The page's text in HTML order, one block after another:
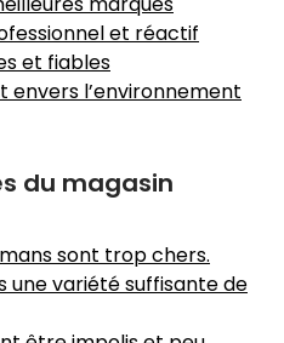
et réactif
et fiables
envers l’environnement
du magasin
sont trop chers.
une variété suffisante de